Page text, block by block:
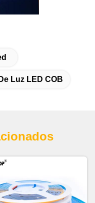
Luz LED COB